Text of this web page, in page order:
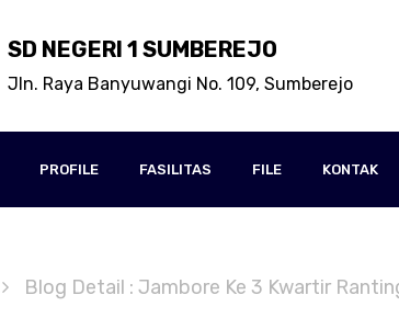
SD NEGERI 1 SUMBEREJO
Jln. Raya Banyuwangi No. 109, Sumberejo
PROFILE FASILITAS FILE KONTAK
Blog Detail : Jambore Ke 3 Kwartir